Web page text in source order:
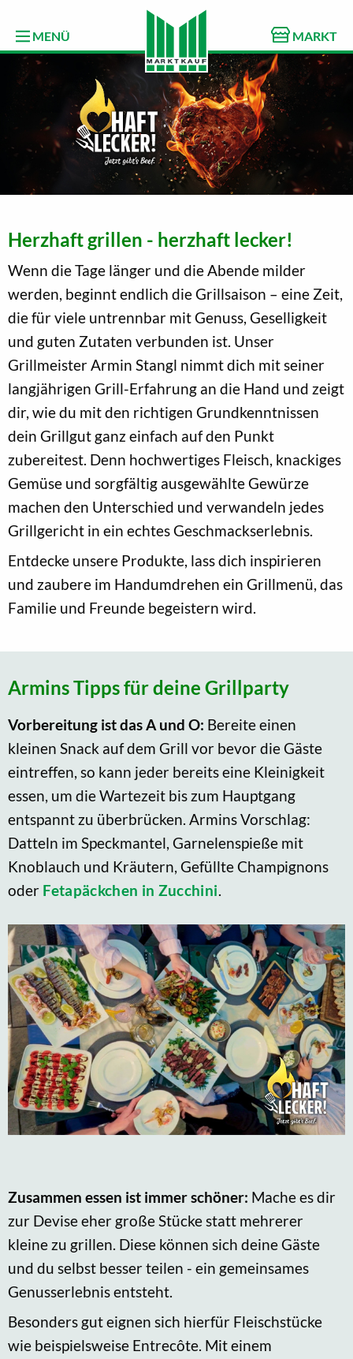
MENÜ MARKT
Herzhaft grillen - herzhaft lecker!
Wenn die Tage länger und die Abende milder
werden, beginnt endlich die Grillsaison – eine Zeit,
die für viele untrennbar mit Genuss, Geselligkeit
und guten Zutaten verbunden ist. Unser
Grillmeister Armin Stangl nimmt dich mit seiner
langjährigen Grill-Erfahrung an die Hand und zeigt
dir, wie du mit den richtigen Grundkenntnissen
dein Grillgut ganz einfach auf den Punkt
zubereitest. Denn hochwertiges Fleisch, knackiges
Gemüse und sorgfältig ausgewählte Gewürze
machen den Unterschied und verwandeln jedes
Grillgericht in ein echtes Geschmackserlebnis.
Entdecke unsere Produkte, lass dich inspirieren
und zaubere im Handumdrehen ein Grillmenü, das
Familie und Freunde begeistern wird.
Armins Tipps für deine Grillparty
Vorbereitung ist das A und O: Bereite einen
kleinen Snack auf dem Grill vor bevor die Gäste
eintreffen, so kann jeder bereits eine Kleinigkeit
essen, um die Wartezeit bis zum Hauptgang
entspannt zu überbrücken. Armins Vorschlag:
Datteln im Speckmantel, Garnelenspieße mit
Knoblauch und Kräutern, Gefüllte Champignons
oder Fetapäckchen in Zucchini.
Zusammen essen ist immer schöner: Mache es dir
zur Devise eher große Stücke statt mehrerer
kleine zu grillen. Diese können sich deine Gäste
und du selbst besser teilen - ein gemeinsames
Genusserlebnis entsteht.
Besonders gut eignen sich hierfür Fleischstücke
wie beispielsweise Entrecôte. Mit einem